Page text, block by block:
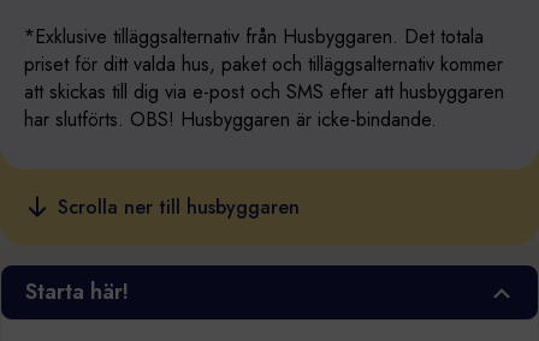
*Exklusive tilläggsalternativ från Husbyggaren. Det totala
priset för ditt valda hus, paket och tilläggsalternativ kommer
att skickas till dig via e-post och SMS efter att husbyggaren
har slutförts. OBS! Husbyggaren är icke-bindande.
Scrolla ner till husbyggaren
Starta här!